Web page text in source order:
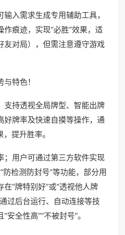
入需求生成专用辅助工具，
痕迹，实现“必胜”效果，适
友对局），但需注意遵守游戏
特色！
支持透视全局牌型、智能出牌
好牌率及快速自摸等操作，通
提升胜率。
；用户可通过第三方软件实现
防检测防封号”等功能，部分用
“牌特别好”或“透视他人牌
过后台运行、自动连接等技
安全性高”“不被封号”。